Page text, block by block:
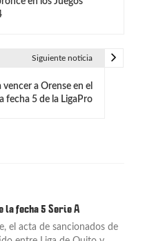
Siguiente noticia
a Orense en el
fecha 5 de la LigaPro
la fecha 5 Serie A
el acta de sancionados de